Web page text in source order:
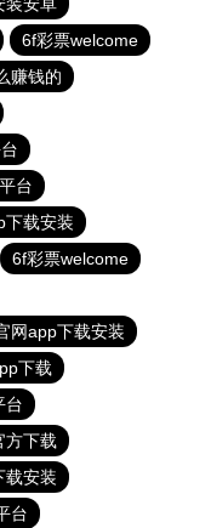
装安卓
6f彩票welcome
赚钱的
台
下载安装
6f彩票welcome
网app下载安装
下载
台
方下载
载安装
台